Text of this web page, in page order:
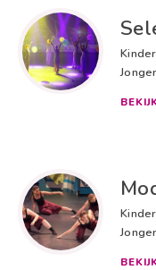
Jonge kinderen
Kinderen 6
TOEPASSEN